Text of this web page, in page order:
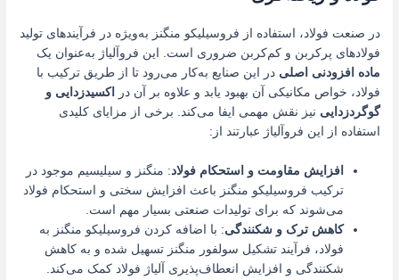
در صنعت فولاد، استفاده از فروسیلیکو منگنز به‌ویژه در فرآیندهای تولید
فولادهای پرکربن و کم‌کربن ضروری است. این فروآلیاژ به‌عنوان یک
ماده افزودنی اصلی در این صنایع به‌کار می‌رود تا از طریق ترکیب با
فولاد، خواص مکانیکی آن بهبود یابد و علاوه بر آن در
اکسیدزدایی و
گوگردزدایی نیز نقش مهمی ایفا می‌کند. برخی از مزایای کلیدی
استفاده از این فروآلیاژ عبارتند از:
افزایش مقاومت و استحکام فولاد: منگنز و سیلیسیم موجود در
ترکیب فروسیلیکو منگنز باعث افزایش سختی و استحکام فولاد
می‌شوند که برای تولیدات صنعتی بسیار مهم است.
کاهش ترک و شکنندگی: با اضافه کردن فروسیلیکو منگنز به
فولاد، فرآیند تشکیل سولفور منگنز تسهیل شده و به کاهش
شکنندگی و افزایش انعطاف‌پذیری آلیاژ فولاد کمک می‌کند.